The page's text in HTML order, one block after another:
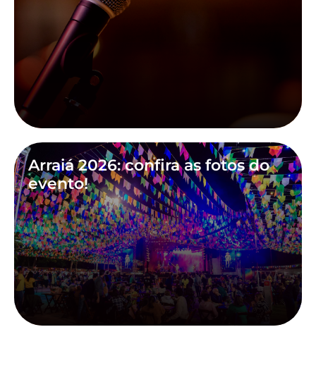
Arraiá 2026: confira as fotos do
evento!